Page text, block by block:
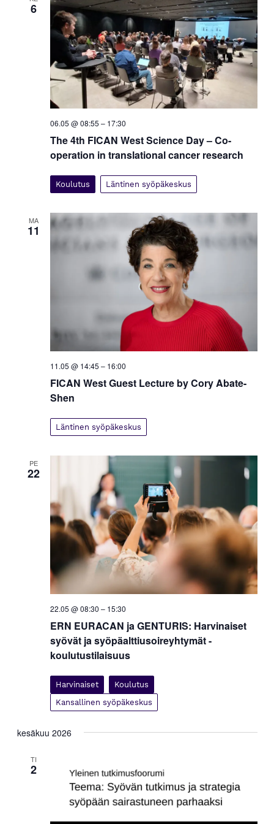
m
ä
t
n
a
i
o
i
6
06.05 @ 08:55 – 17:30
The 4th FICAN West Science Day – Co-
operation in translational cancer research
Koulutus Läntinen syöpäkeskus
MA
11
11.05 @ 14:45 – 16:00
FICAN West Guest Lecture by Cory Abate-
Shen
Läntinen syöpäkeskus
PE
22
22.05 @ 08:30 – 15:30
ERN EURACAN ja GENTURIS: Harvinaiset
syövät ja syöpäalttiusoireyhtymät -
koulutustilaisuus
Harvinaiset
Koulutus
Kansallinen syöpäkeskus
kesäkuu 2026
TI
2